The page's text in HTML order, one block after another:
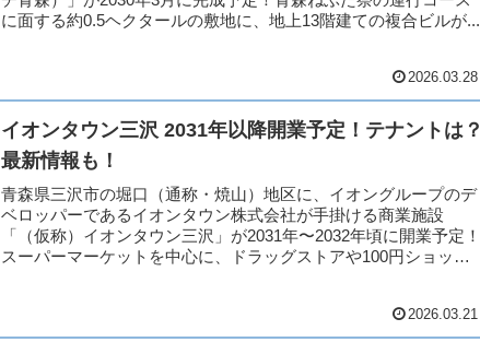
に面する約0.5ヘクタールの敷地に、地上13階建ての複合ビルが...
2026.03.28
イオンタウン三沢 2031年以降開業予定！テナントは？
最新情報も！
青森県三沢市の堀口（通称・焼山）地区に、イオングループのデ
ベロッパーであるイオンタウン株式会社が手掛ける商業施設
「（仮称）イオンタウン三沢」が2031年〜2032年頃に開業予定！
スーパーマーケットを中心に、ドラッグストアや100円ショップ
2026.03.21